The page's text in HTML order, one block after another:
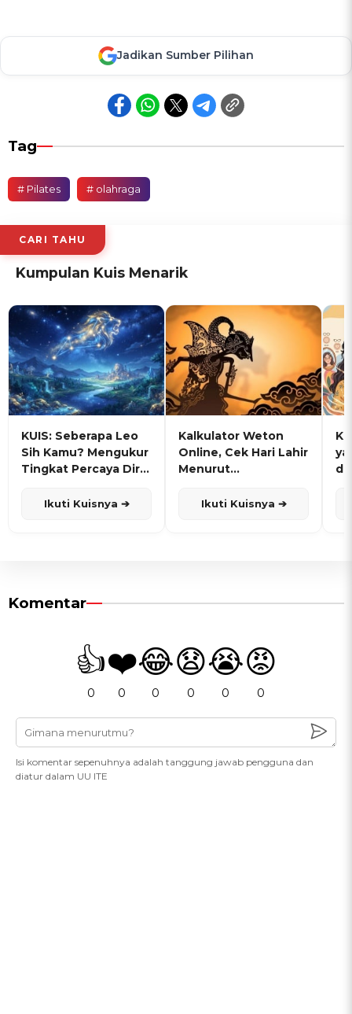
Jadikan Sumber Pilihan
Tag
# Pilates # olahraga
CARI TAHU
Kumpulan Kuis Menarik
KUIS: Seberapa Leo
Sih Kamu? Mengukur
Tingkat Percaya Diri
Ikuti Kuisnya ➔
Kalkulator Weton
Online, Cek Hari Lahir
Menurut
Ikuti Kuisnya ➔
Komentar
👍
0
❤️
0
😂
0
😧
0
😭
0
😡
0
Isi komentar sepenuhnya adalah tanggung jawab pengguna dan
diatur dalam UU ITE